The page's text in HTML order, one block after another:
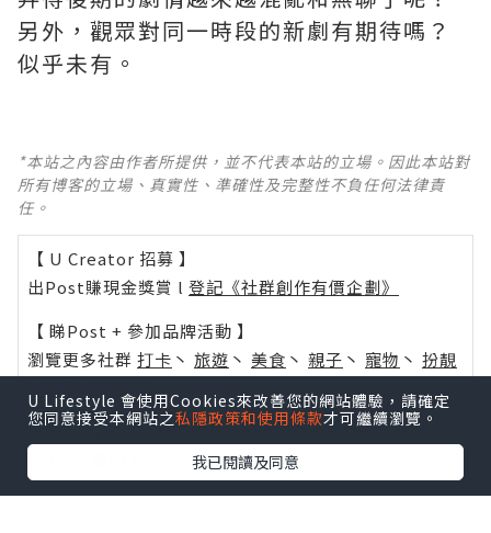
另外，觀眾對同一時段的新劇有期待嗎？
似乎未有。
*本站之內容由作者所提供，並不代表本站的立場。因此本站對
所有博客的立場、真實性、準確性及完整性不負任何法律責
任。
【 U Creator 招募 】
出Post賺現金獎賞 l 登記《社群創作有價企劃》
【 睇Post + 參加品牌活動 】
瀏覽更多社群 打卡 丶 旅遊 丶 美食 丶 親子 丶 寵物 丶 扮靚
活動情報
U Blog開咗WhatsApp啦！發掘更多吃喝玩樂資訊！
U Lifestyle 會使用Cookies來改善您的網站體驗，請確定
您同意接受本網站之私隱政策和使用條款才可繼續瀏覽。
我已閱讀及同意